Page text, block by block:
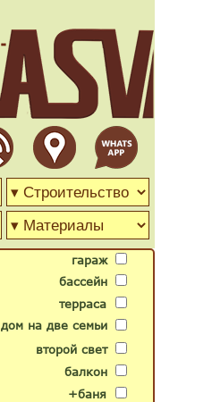
гараж
бассейн
второй свет
дом на две семьи
терраса
балкон
+баня